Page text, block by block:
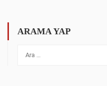
ARAMA YAP